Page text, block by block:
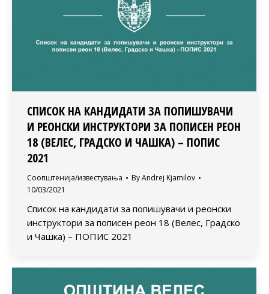
СПИСОК НА КАНДИДАТИ ЗА ПОПИШУВАЧИ
И РЕОНСКИ ИНСТРУКТОРИ ЗА ПОПИСЕН РЕОН
18 (ВЕЛЕС, ГРАДСКО И ЧАШКА) – ПОПИС
2021
Соопштенија/известувања ByAndrej Kjamilov
10/03/2021
Список на кандидати за попишувачи и реонски
инструктори за пописен реон 18 (Велес, Градско
и Чашка) – ПОПИС 2021